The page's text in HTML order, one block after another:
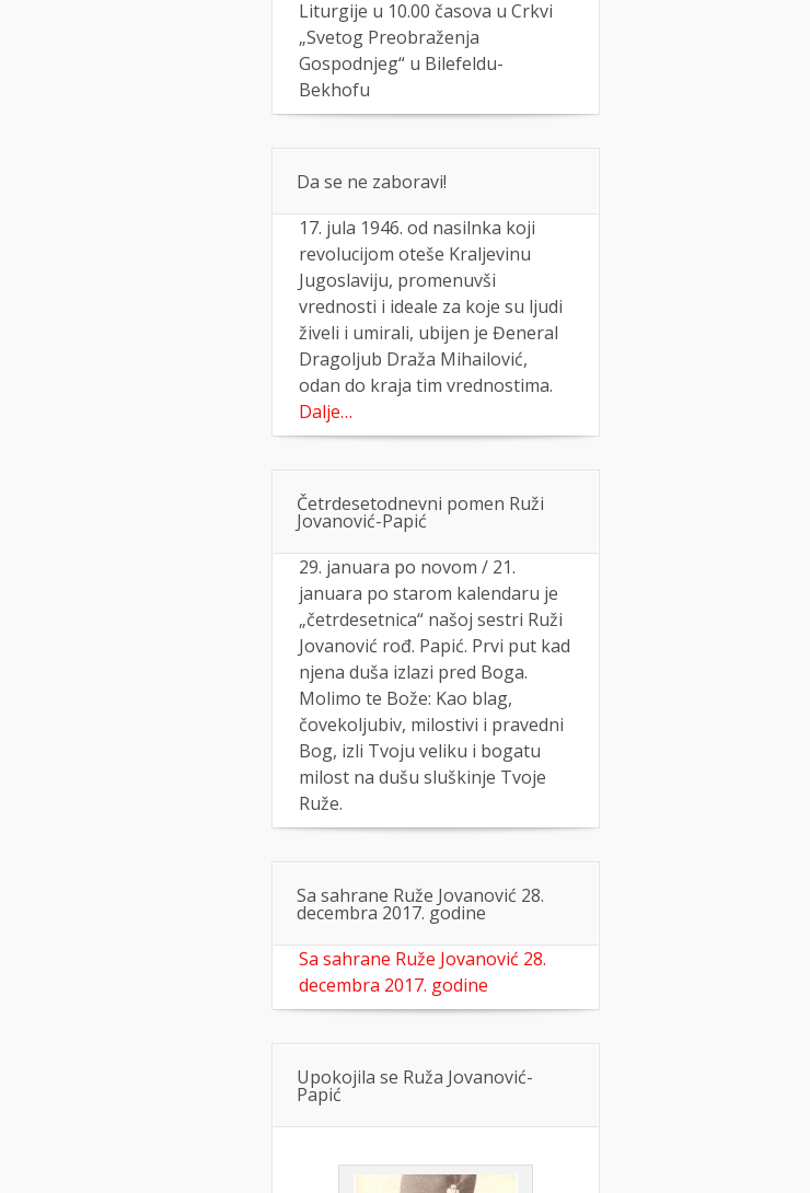
Liturgije u 10.00 časova u Crkvi
„Svetog Preobraženja
Gospodnjeg“ u Bilefeldu-
Bekhofu
Da se ne zaboravi!
17. jula 1946. od nasilnka koji
revolucijom oteše Kraljevinu
Jugoslaviju, promenuvši
vrednosti i ideale za koje su ljudi
živeli i umirali, ubijen je Đeneral
Dragoljub Draža Mihailović,
odan do kraja tim vrednostima.
Dalje…
Četrdesetodnevni pomen Ruži
Jovanović-Papić
29. januara po novom / 21.
januara po starom kalendaru je
„četrdesetnica“ našoj sestri Ruži
Jovanović rođ. Papić. Prvi put kad
njena duša izlazi pred Boga.
Molimo te Bože: Kao blag,
čovekoljubiv, milostivi i pravedni
Bog, izli Tvoju veliku i bogatu
milost na dušu sluškinje Tvoje
Ruže.
Sa sahrane Ruže Jovanović 28.
decembra 2017. godine
Sa sahrane Ruže Jovanović 28.
decembra 2017. godine
Upokojila se Ruža Jovanović-
Papić